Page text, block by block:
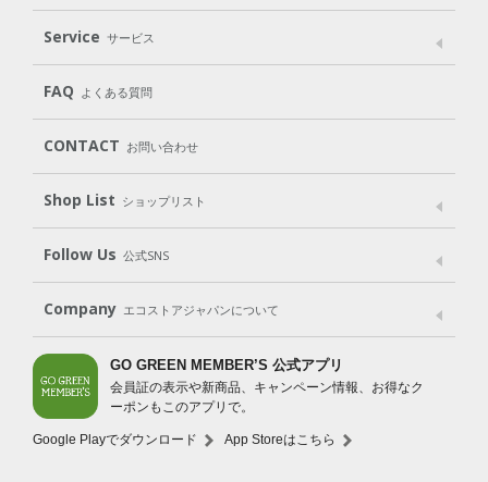
パッケージへのこだわり
動物実験をしない
Laundry
Cleaning Baby Kids
Body（ボディ） Hair（ヘア） Oral care（オーラルケア）
Goods （グッズ）
Gift set
Service サービス
User Guide
Subscription（定期便）
FAQ よくある質問
CONTACT お問い合わせ
Shop List ショップリスト
Shop List
Follow Us 公式SNS
LINE＠ Instagram Facebook
Company エコストアジャパンについて
会社案内 ご利用規約
プライバシーポリシー
特定商取引法に基づく表示
免責事項
法人会員サービス
New Zealand Site
GO GREEN MEMBER’S 公式アプリ
会員証の表示や新商品、キャンペーン情報、お得なク
ーポンもこのアプリで。
Google Playでダウンロード App Storeはこちら